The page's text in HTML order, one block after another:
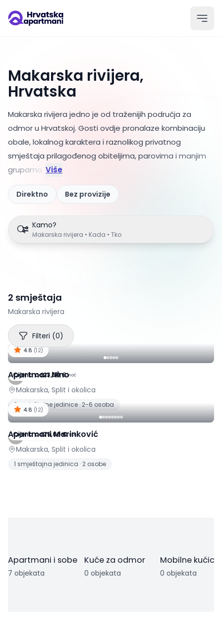
Makarska rivijera,
Hrvatska
Makarska rivijera jedno je od traženijih područja za
odmor u Hrvatskoj. Gosti ovdje pronalaze kombinaciju
obale, lokalnog karaktera i raznolikog privatnog
smještaja prilagođenog obiteljima, parovima i manjim
grupama. Više
Direktno Bez provizije
Kamo?
Makarska rivijera • Kada • Tko
2 smještaja
Makarska rivijera
Filteri (0)
Cijena od23,00 €/noć
4.8 (12)
Apartman Nino
Makarska, Split i okolica
2 smještajne jedinice · 2-6 osoba
Cijena od75,00 €/noć
4.8 (12)
Apartmani Marinković
Makarska, Split i okolica
1 smještajna jedinica · 2 osobe
Apartmani i sobe
7 objekata
Kuće za odmor
0 objekata
Mobilne kućice
0 objekata